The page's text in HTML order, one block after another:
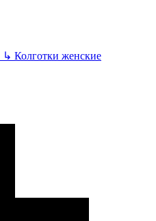
↳ Колготки женские